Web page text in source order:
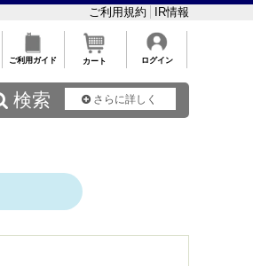
ご利用規約 IR情報
ご利用ガイド カート ログイン
検索 さらに詳しく